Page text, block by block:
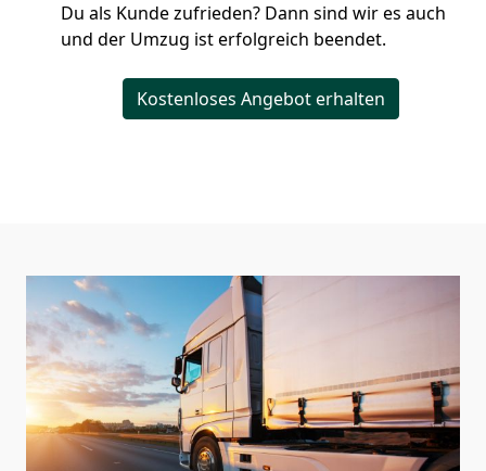
Du als Kunde zufrieden? Dann sind wir es auch
und der Umzug ist erfolgreich beendet.
Kostenloses Angebot erhalten